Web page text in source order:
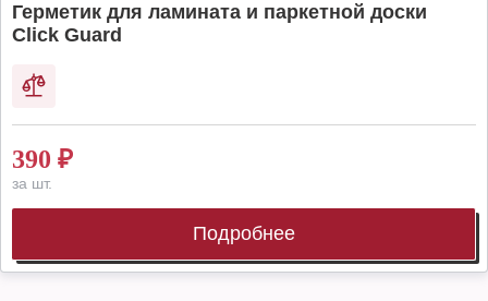
Герметик для ламината и паркетной доски
Click Guard
390 ₽
за шт.
Подробнее